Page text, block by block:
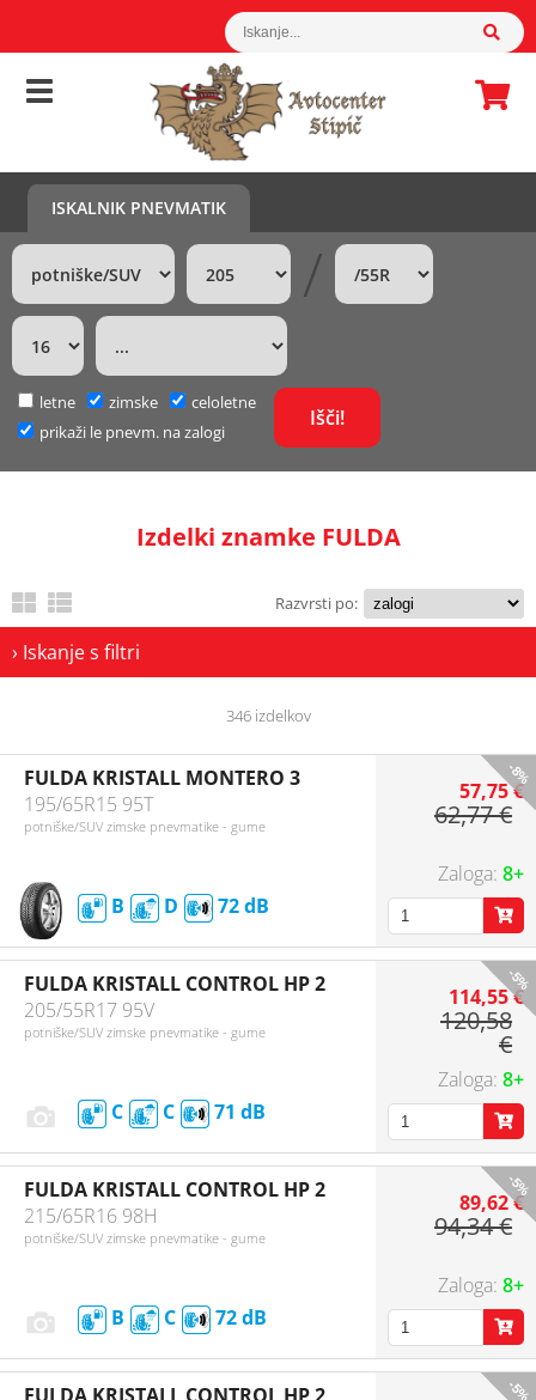
ISKALNIK PNEVMATIK
/
letne zimske
celoletne
prikaži le pnevm. na zalogi
Izdelki znamke FULDA
Razvrsti po:
› Iskanje s filtri
346 izdelkov
-8%
FULDA KRISTALL MONTERO 3
195/65R15 95T
potniške/SUV zimske pnevmatike - gume
B D 72
57,75 €
62,77 €
8+
-5%
FULDA KRISTALL CONTROL HP 2
205/55R17 95V
potniške/SUV zimske pnevmatike - gume
C C 71
114,55 €
120,58
€
8+
-5%
FULDA KRISTALL CONTROL HP 2
215/65R16 98H
potniške/SUV zimske pnevmatike - gume
B C 72
89,62 €
94,34 €
8+
-5%